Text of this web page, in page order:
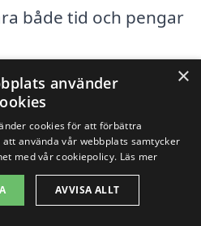
både tid och pengar
överväga dessa
professionella råd
ditt byggprojekt blir
och
×
använder
cookies för att förbättra
använda vår webbplats samtycker
med vår cookiepolicy. Läs mer
AVVISA ALLT